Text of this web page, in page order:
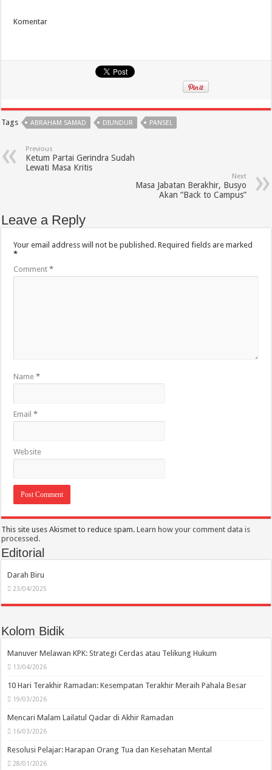
Komentar
Tags ABRAHAM SAMAD DIUNDUR PANSEL
Previous
Ketum Partai Gerindra Sudah
Lewati Masa Kritis
Next
Masa Jabatan Berakhir, Busyo
Akan “Back to Campus”
Leave a Reply
Your email address will not be published. Required fields are marked
*
Comment*
Name*
Email*
Website
This site uses Akismet to reduce spam.Learn how your comment data is
processed.
Editorial
Darah Biru
23/04/2025
Kolom Bidik
Manuver Melawan KPK: Strategi Cerdas atau Telikung Hukum
13/04/2026
10 Hari Terakhir Ramadan: Kesempatan Terakhir Meraih Pahala Besar
19/03/2026
Mencari Malam Lailatul Qadar di Akhir Ramadan
16/03/2026
Resolusi Pelajar: Harapan Orang Tua dan Kesehatan Mental
28/01/2026